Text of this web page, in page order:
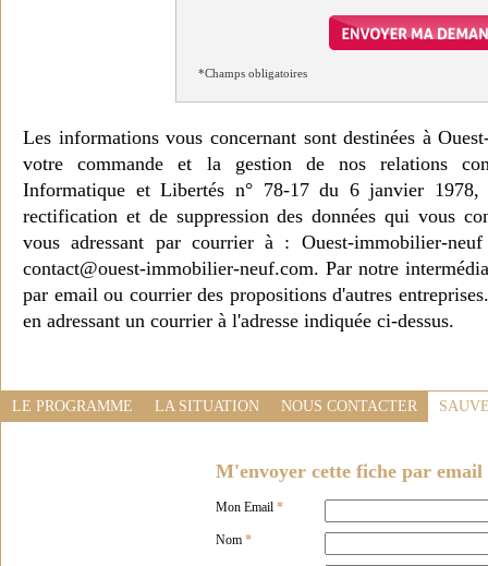
*Champs obligatoires
Les informations vous concernant sont destinées à
votre commande et la gestion de nos relations
Informatique et Libertés n° 78-17 du 6 janvier 1978,
rectification et de suppression des données qui vous
vous adressant par courrier à : Ouest-immobilier-
contact@ouest-immobilier-neuf.com. Par notre
par email ou courrier des propositions d'autres
en adressant un courrier à l'adresse indiquée ci-dessus.
LE PROGRAMME LA SITUATION NOUS CONTACTER
M'envoyer cette fiche par email
Mon Email *
Nom *